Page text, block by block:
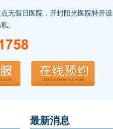
无假日医院，开封阳光医院特开
。
最新消息